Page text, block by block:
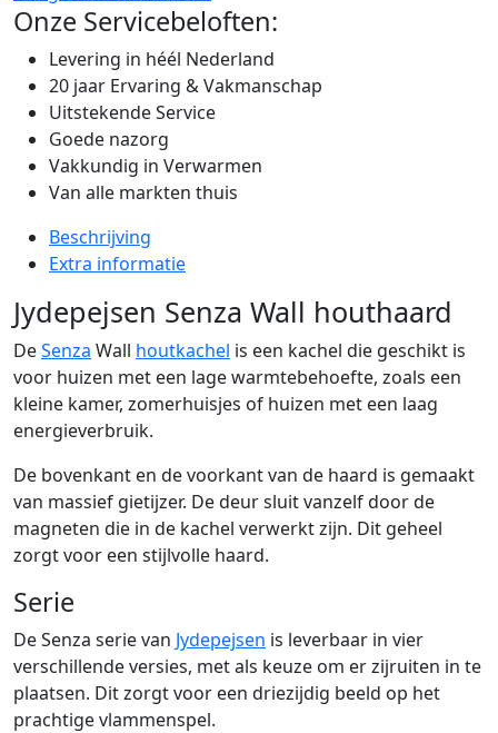
Onze Servicebeloften:
Levering in héél Nederland
20 jaar Ervaring & Vakmanschap
Uitstekende Service
Goede nazorg
Vakkundig in Verwarmen
Van alle markten thuis
Beschrijving
Extra informatie
Jydepejsen Senza Wall houthaard
DeSenza Wall houtkachel is een kachel die geschikt is
voor huizen met een lage warmtebehoefte, zoals een
kleine kamer, zomerhuisjes of huizen met een laag
energieverbruik.
De bovenkant en de voorkant van de haard is gemaakt
van massief gietijzer. De deur sluit vanzelf door de
magneten die in de kachel verwerkt zijn. Dit geheel
zorgt voor een stijlvolle haard.
Serie
De Senza serie van Jydepejsen is leverbaar in vier
verschillende versies, met als keuze om er zijruiten in te
plaatsen. Dit zorgt voor een driezijdig beeld op het
prachtige vlammenspel.